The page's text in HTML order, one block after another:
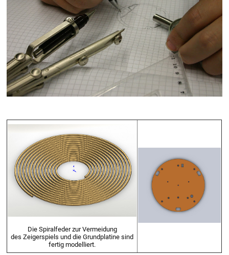
Die Spiralfeder zur Vermeidung
des Zeigerspiels und die Grundplatine sind
fertig modelliert.